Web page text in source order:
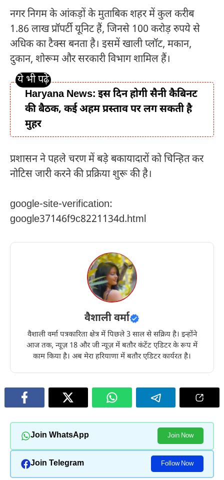
नगर निगम के आंकड़ों के मुताबिक शहर में कुल करीब
1.86 लाख प्रॉपर्टी यूनिट हैं, जिनसे 100 करोड़ रुपये से
अधिक का टैक्स बनता है। इसमें खाली प्लॉट, मकान,
दुकान, शोरूम और सरकारी विभाग शामिल हैं।
Haryana News: इस दिन होगी सैनी कैबिनट
की बैठक, कई अहम प्रस्ताव पर लग सकती है
मुहर
प्रशासन ने पहले चरण में बड़े बकायादारों को चिन्हित कर
नोटिस जारी करने की प्रक्रिया शुरू की है।
google-site-verification:
google37146f9c8221134d.html
वैशाली वर्मा
वैशाली वर्मा पत्रकारिता क्षेत्र में पिछले 3 साल से सक्रिय है। इन्होंने
आज तक, न्यूज़ 18 और जी न्यूज़ में बतौर कंटेंट एडिटर के रूप में
काम किया है। अब मेरा हरियाणा में बतौर एडिटर कार्यरत है।
Join WhatsApp Join Now
Join Telegram Follow Now